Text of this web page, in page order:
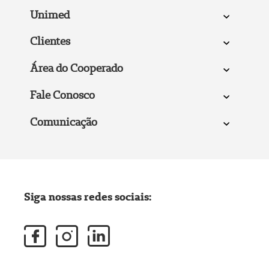
Unimed
Clientes
Área do Cooperado
Fale Conosco
Comunicação
Siga nossas redes sociais: